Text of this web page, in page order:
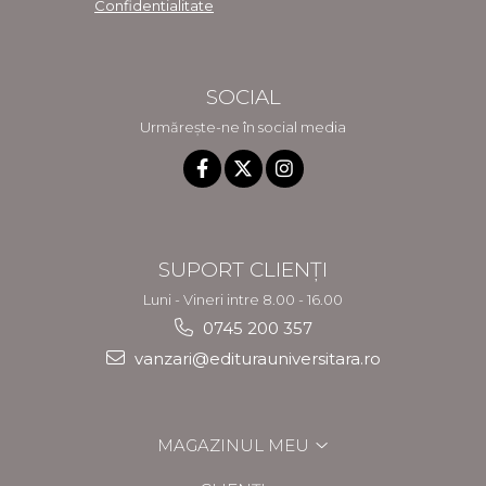
Confidentialitate
SOCIAL
Urmărește-ne în social media
SUPORT CLIENȚI
Luni - Vineri intre 8.00 - 16.00
0745 200 357
vanzari@editurauniversitara.ro
MAGAZINUL MEU